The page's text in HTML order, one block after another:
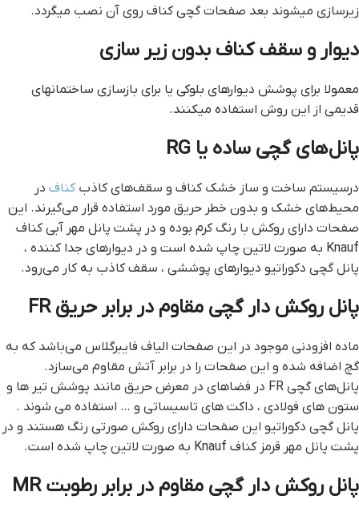
زیرسازی می­­شوند بعد صفحات گچی کناف روی آن­ نصب می­گردد.
دیوار و سقف کناف بدون زیر سازی
معمولا برای پوشش دیوار­های بلوکی یا برای بازسازی ساختمان­های
قدیمی از این روش استفاده می­کنند.
پانل‌های گچی ساده یا RG
درسیستم ساخت و ساز خشک کناف و سقف‌های کاذب کناف در
محیط‌های خشک و بدون خطر حریق مورد استفاده قرار می‌گیرند. این
صفحات دارای روکش با رنگ کرم بوده و در پشت پانل مهر آبی کناف
Knauf به صورت لاتین چاپ شده است و در دیوارهای جدا کننده ،
پانل گچی دکوراتیو دیوار‌های پوششی ، سقف کاذب به کار می‌رود.
پانل روکش دار گچی مقاوم در برابر حریق FR
ماده افزودنی موجود در این صفحات الیاف فایبرگلاس می‌باشد که به
گچ اضافه شده و این صفحات را در برابر آتش مقاوم می‌سازد.
پانل‌های گچی FR در فضاهای در معرض حریق مانند پوشش تیر ها و
ستون های فولادی ، داکت های تاسیساتی و … استفاده می شوند .
پانل گچی دکوراتیو این صفحات دارای روکش صورتی رنگ هستند و در
پشت پانل مهر قرمز کناف Knauf به صورت لاتین چاپ شده است.
پانل روکش دار گچی مقاوم در برابر رطوبت MR